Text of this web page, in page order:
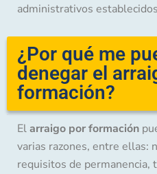
administrativos
¿Por qué me
denegar el
formación?
Elarraigo por formación
varias razones, entre ellas:
requisitos de permanencia,